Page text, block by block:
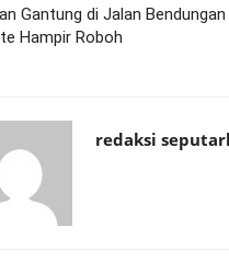
Gantung di Jalan Bendungan
Hampir Roboh
redaksi